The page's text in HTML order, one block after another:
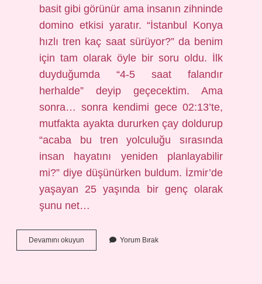
basit gibi görünür ama insanın zihninde
domino etkisi yaratır. “İstanbul Konya
hızlı tren kaç saat sürüyor?” da benim
için tam olarak öyle bir soru oldu. İlk
duyduğumda “4-5 saat falandır
herhalde” deyip geçecektim. Ama
sonra… sonra kendimi gece 02:13’te,
mutfakta ayakta dururken çay doldurup
“acaba bu tren yolculuğu sırasında
insan hayatını yeniden planlayabilir
mi?” diye düşünürken buldum. İzmir’de
yaşayan 25 yaşında bir genç olarak
şunu net…
Devamını okuyun
Konya
Yorum Bırak